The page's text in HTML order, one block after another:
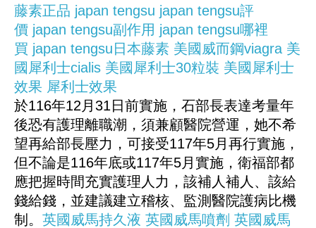
藤素正品 japan tengsu japan tengsu評
價 japan tengsu副作用 japan tengsu哪裡
買 japan tengsu日本藤素 美國威而鋼viagra 美
國犀利士cialis 美國犀利士30粒裝 美國犀利士
效果 犀利士效果
於116年12月31日前實施，石部長表達考量年
後恐有護理離職潮，須兼顧醫院營運，她不希
望再給部長壓力，可接受117年5月再行實施，
但不論是116年底或117年5月實施，衛福部都
應把握時間充實護理人力，該補人補人、該給
錢給錢，並建議建立稽核、監測醫院護病比機
制。 英國威馬持久液 英國威馬噴劑 英國威馬